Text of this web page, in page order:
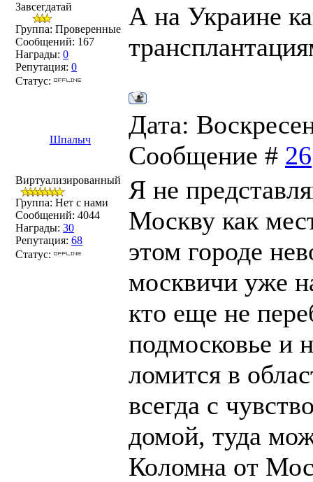
Завсегдатай
Группа: Проверенные
Сообщений: 167
Награды: 0
Репутация: 0
Статус:
А на Украине
Шпалыч
Дата:
Сообщение # 26
Виртуализированный
Группа: Нет с нами
Сообщений: 4044
Награды: 30
Репутация: 68
Статус:
Я не
Москву как
этом городе
москвичи уже
кто еще не
подмосковье и
ломится в
всегда с
домой, туда
Коломна от